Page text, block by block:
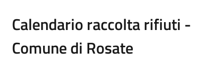
Calendario raccolta rifiuti -
Comune di Rosate